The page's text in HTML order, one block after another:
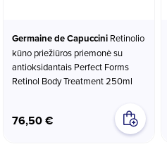
Germaine de Capuccini
kūno priežiūros priemonė su
antioksidantais Perfect Forms
Retinol Body Treatment 250ml
76,50 €